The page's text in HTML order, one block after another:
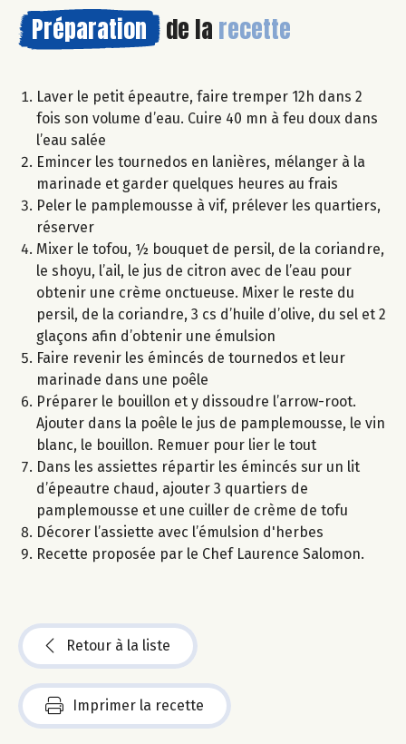
Préparation de la recette
Laver le petit épeautre, faire tremper 12h dans 2
fois son volume d’eau. Cuire 40 mn à feu doux dans
l’eau salée
Emincer les tournedos en lanières, mélanger à la
marinade et garder quelques heures au frais
Peler le pamplemousse à vif, prélever les quartiers,
réserver
Mixer le tofou, ½ bouquet de persil, de la coriandre,
le shoyu, l’ail, le jus de citron avec de l’eau pour
obtenir une crème onctueuse. Mixer le reste du
persil, de la coriandre, 3 cs d’huile d’olive, du sel et 2
glaçons afin d’obtenir une émulsion
Faire revenir les émincés de tournedos et leur
marinade dans une poêle
Préparer le bouillon et y dissoudre l’arrow-root.
Ajouter dans la poêle le jus de pamplemousse, le vin
blanc, le bouillon. Remuer pour lier le tout
Dans les assiettes répartir les émincés sur un lit
d’épeautre chaud, ajouter 3 quartiers de
pamplemousse et une cuiller de crème de tofu
Décorer l’assiette avec l’émulsion d'herbes
Recette proposée par le Chef Laurence Salomon.
Retour à la liste
Imprimer la recette